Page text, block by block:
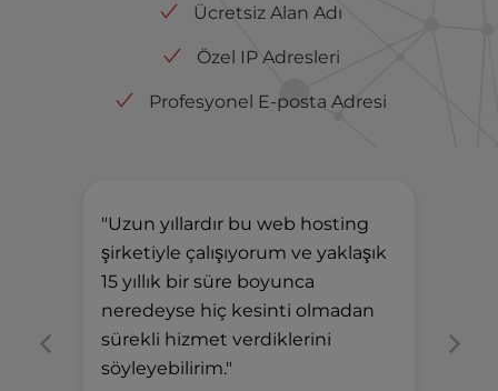
Ücretsiz Alan Adı
Özel IP Adresleri
Profesyonel E-posta Adresi
"Uzun yıllardır bu web hosting
şirketiyle çalışıyorum ve yaklaşık
15 yıllık bir süre boyunca
neredeyse hiç kesinti olmadan
sürekli hizmet verdiklerini
söyleyebilirim."